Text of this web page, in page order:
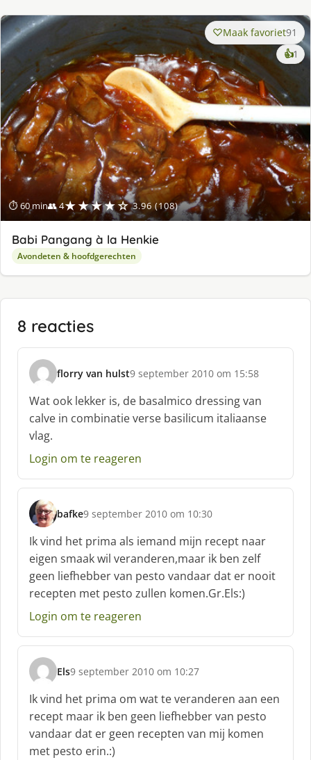
⏱ 60 min👥 4★★★★☆ 3.96 (108)
Maak favoriet91
👍1
Babi Pangang à la Henkie
Avondeten & hoofdgerechten
8 reacties
florry van hulst
s
c
h
r
e
e
:
9 september 2010 om 15:58
Wat ook lekker is, de basalmico dressing van
calve in combinatie verse basilicum italiaanse
vlag.
Login om te reageren
bafke
s
c
h
r
e
e
:
9 september 2010 om 10:30
Ik vind het prima als iemand mijn recept naar
eigen smaak wil veranderen,maar ik ben zelf
geen liefhebber van pesto vandaar dat er nooit
recepten met pesto zullen komen.Gr.Els:)
Login om te reageren
Els
s
c
h
r
e
e
9 september 2010 om 10:27
Ik vind het prima om wat te veranderen aan een
recept maar ik ben geen liefhebber van pesto
vandaar dat er geen recepten van mij komen
met pesto erin.:)